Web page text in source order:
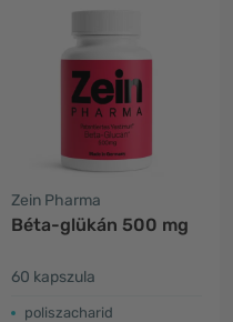
Zein Pharma
Béta-glükán 500 mg
60 kapszula
poliszacharid